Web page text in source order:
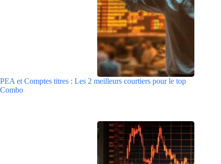
PEA et Comptes titres : Les 2 meilleurs courtiers pour le top
Combo